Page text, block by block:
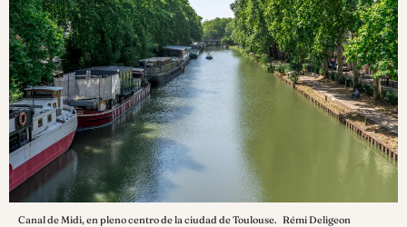
Canal de Midi, en pleno centro de la ciudad de Toulouse. Rémi Deligeon